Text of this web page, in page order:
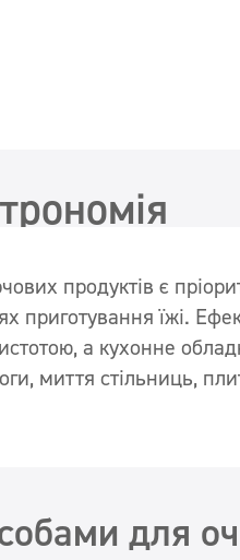
продуктів є
приготування їжі.
а кухонне
миття стільниць,
для